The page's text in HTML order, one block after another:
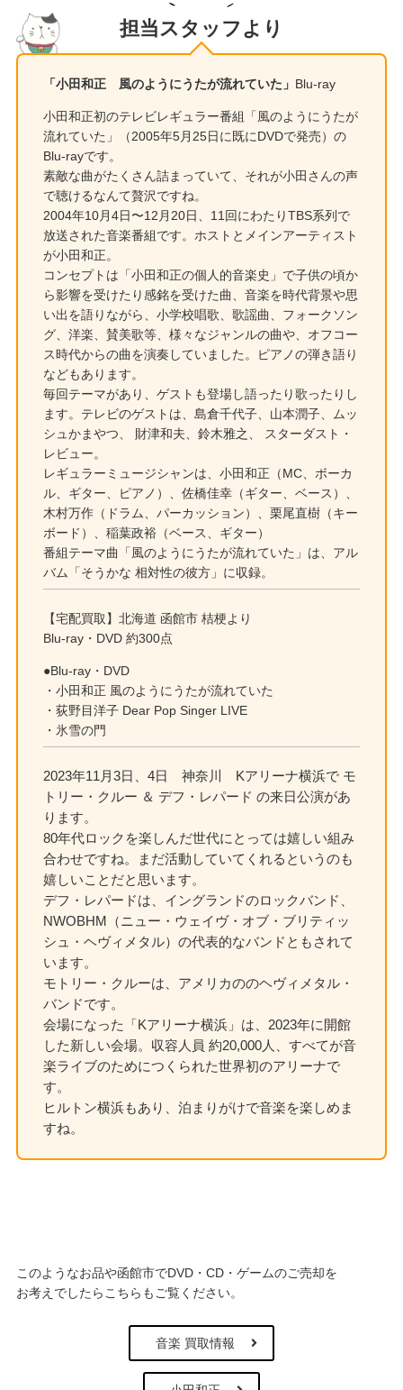
担当スタッフより
「小田和正 風のようにうたが流れていた」 Blu-ray
小田和正初のテレビレギュラー番組「風のようにうたが
流れていた」（2005年5月25日に既にDVDで発売）の
Blu-rayです。
素敵な曲がたくさん詰まっていて、それが小田さんの声
で聴けるなんて贅沢ですね。
2004年10月4日〜12月20日、11回にわたりTBS系列で
放送された音楽番組です。ホストとメインアーティスト
が小田和正。
コンセプトは「小田和正の個人的音楽史」で子供の頃か
ら影響を受けたり感銘を受けた曲、音楽を時代背景や思
い出を語りながら、小学校唱歌、歌謡曲、フォークソン
グ、洋楽、賛美歌等、様々なジャンルの曲や、オフコー
ス時代からの曲を演奏していました。ピアノの弾き語り
などもあります。
毎回テーマがあり、ゲストも登場し語ったり歌ったりし
ます。テレビのゲストは、島倉千代子、山本潤子、ムッ
シュかまやつ、 財津和夫、鈴木雅之、 スターダスト・
レビュー。
レギュラーミュージシャンは、小田和正（MC、ボーカ
ル、ギター、ピアノ）、佐橋佳幸（ギター、ベース）、
木村万作（ドラム、パーカッション）、栗尾直樹（キー
ボード）、稲葉政裕（ベース、ギター）
番組テーマ曲「風のようにうたが流れていた」は、アル
バム「そうかな 相対性の彼方」に収録。
【宅配買取】北海道 函館市 桔梗より
Blu-ray・DVD 約300点
●Blu-ray・DVD
・小田和正 風のようにうたが流れていた
・荻野目洋子 Dear Pop Singer LIVE
・氷雪の門
2023年11月3日、4日 神奈川 Kアリーナ横浜で モ
トリー・クルー ＆ デフ・レパード の来日公演があ
ります。
80年代ロックを楽しんだ世代にとっては嬉しい組み
合わせですね。まだ活動していてくれるというのも
嬉しいことだと思います。
デフ・レパードは、イングランドのロックバンド、
NWOBHM（ニュー・ウェイヴ・オブ・ブリティッ
シュ・ヘヴィメタル）の代表的なバンドともされて
います。
モトリー・クルーは、アメリカののヘヴィメタル・
バンドです。
会場になった「Kアリーナ横浜」は、2023年に開館
した新しい会場。収容人員 約20,000人、すべてが音
楽ライブのためにつくられた世界初のアリーナで
す。
ヒルトン横浜もあり、泊まりがけで音楽を楽しめま
すね。
このようなお品や函館市でDVD・CD・ゲームのご売却を
お考えでしたらこちらもご覧ください。
音楽 買取情報